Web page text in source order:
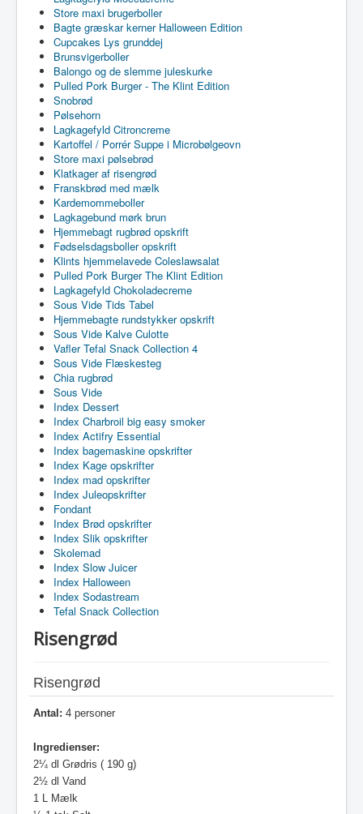
Store maxi brugerboller
Bagte græskar kerner Halloween Edition
Cupcakes Lys grunddej
Brunsvigerboller
Balongo og de slemme juleskurke
Pulled Pork Burger - The Klint Edition
Snobrød
Pølsehorn
Lagkagefyld Citroncreme
Kartoffel / Porrér Suppe i Microbølgeovn
Store maxi pølsebrød
Klatkager af risengrød
Franskbrød med mælk
Kardemommeboller
Lagkagebund mørk brun
Hjemmebagt rugbrød opskrift
Fødselsdagsboller opskrift
Klints hjemmelavede Coleslawsalat
Pulled Pork Burger The Klint Edition
Lagkagefyld Chokoladecreme
Sous Vide Tids Tabel
Hjemmebagte rundstykker opskrift
Sous Vide Kalve Culotte
Vafler Tefal Snack Collection 4
Sous Vide Flæskesteg
Chia rugbrød
Sous Vide
Index Dessert
Index Charbroil big easy smoker
Index Actifry Essential
Index bagemaskine opskrifter
Index Kage opskrifter
Index mad opskrifter
Index Juleopskrifter
Fondant
Index Brød opskrifter
Index Slik opskrifter
Skolemad
Index Slow Juicer
Index Halloween
Index Sodastream
Tefal Snack Collection
Risengrød
Risengrød
Antal: 4 personer
Ingredienser:
2¼ dl Grødris ( 190 g)
2½ dl Vand
1 L Mælk